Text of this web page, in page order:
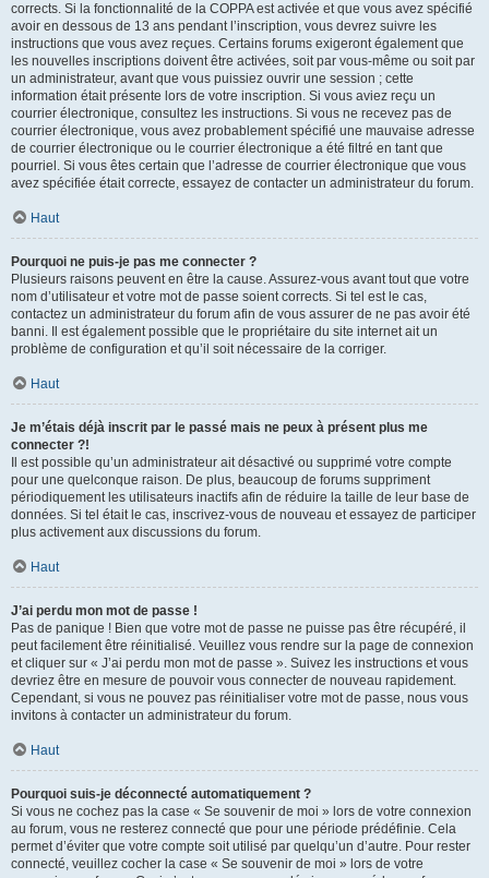
corrects. Si la fonctionnalité de la COPPA est activée et que vous avez spécifié
avoir en dessous de 13 ans pendant l’inscription, vous devrez suivre les
instructions que vous avez reçues. Certains forums exigeront également que
les nouvelles inscriptions doivent être activées, soit par vous-même ou soit par
un administrateur, avant que vous puissiez ouvrir une session ; cette
information était présente lors de votre inscription. Si vous aviez reçu un
courrier électronique, consultez les instructions. Si vous ne recevez pas de
courrier électronique, vous avez probablement spécifié une mauvaise adresse
de courrier électronique ou le courrier électronique a été filtré en tant que
pourriel. Si vous êtes certain que l’adresse de courrier électronique que vous
avez spécifiée était correcte, essayez de contacter un administrateur du forum.
Haut
Pourquoi ne puis-je pas me connecter ?
Plusieurs raisons peuvent en être la cause. Assurez-vous avant tout que votre
nom d’utilisateur et votre mot de passe soient corrects. Si tel est le cas,
contactez un administrateur du forum afin de vous assurer de ne pas avoir été
banni. Il est également possible que le propriétaire du site internet ait un
problème de configuration et qu’il soit nécessaire de la corriger.
Haut
Je m’étais déjà inscrit par le passé mais ne peux à présent plus me
connecter ?!
Il est possible qu’un administrateur ait désactivé ou supprimé votre compte
pour une quelconque raison. De plus, beaucoup de forums suppriment
périodiquement les utilisateurs inactifs afin de réduire la taille de leur base de
données. Si tel était le cas, inscrivez-vous de nouveau et essayez de participer
plus activement aux discussions du forum.
Haut
J’ai perdu mon mot de passe !
Pas de panique ! Bien que votre mot de passe ne puisse pas être récupéré, il
peut facilement être réinitialisé. Veuillez vous rendre sur la page de connexion
et cliquer sur « J’ai perdu mon mot de passe ». Suivez les instructions et vous
devriez être en mesure de pouvoir vous connecter de nouveau rapidement.
Cependant, si vous ne pouvez pas réinitialiser votre mot de passe, nous vous
invitons à contacter un administrateur du forum.
Haut
Pourquoi suis-je déconnecté automatiquement ?
Si vous ne cochez pas la case « Se souvenir de moi » lors de votre connexion
au forum, vous ne resterez connecté que pour une période prédéfinie. Cela
permet d’éviter que votre compte soit utilisé par quelqu’un d’autre. Pour rester
connecté, veuillez cocher la case « Se souvenir de moi » lors de votre